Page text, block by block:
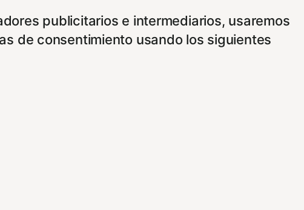
publicitarios e intermediarios, usaremos
de consentimiento usando los siguientes